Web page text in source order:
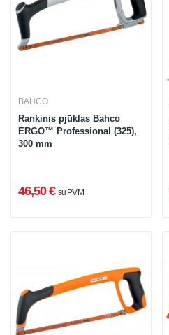
BAHCO
Rankinis pjūklas Bahco
ERGO™ Professional (325),
300 mm
46,50 € su PVM